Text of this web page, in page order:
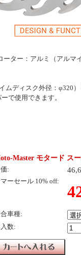
ター：アルミ（アルマ
ムディスク外径：φ320）
で使用できます。
Master モタード ス
:
ーセール 10% off:
車種:
数: